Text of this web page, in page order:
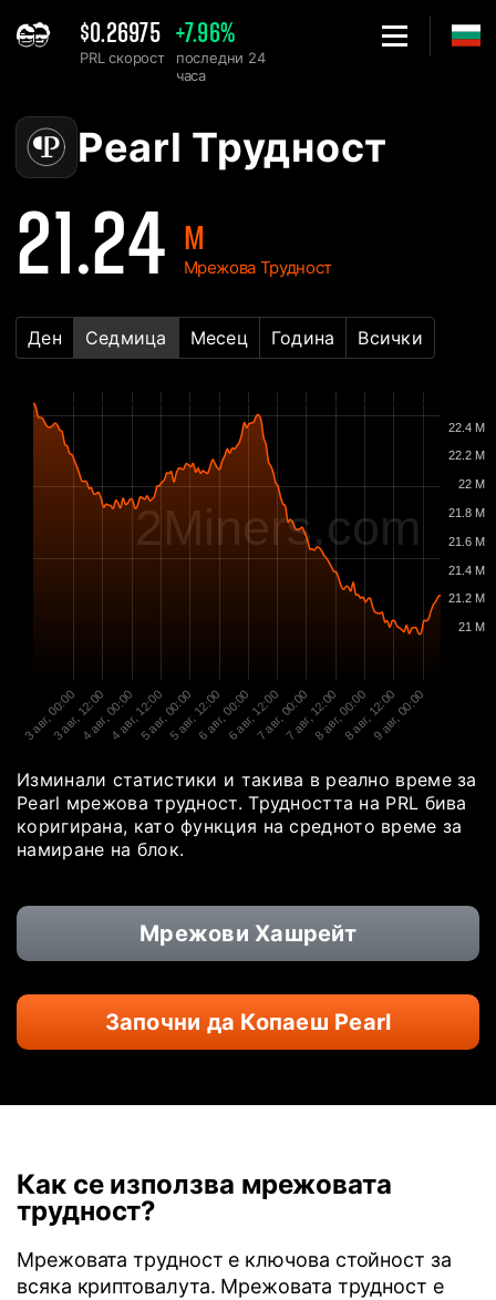
$0.26975
PRL скорост
+7.96%
последни 24
часа
Pearl PRL Таблица на Мрежовата Трудност - 2Miners
Pearl Трудност
21.24 M
Мрежова Трудност
Ден Седмица Месец Година Всички
2Miners.com
3 авг, 00:00
3 авг, 12:004 авг, 00:004 авг, 12:005 авг, 00:005 авг, 12:006 авг, 00:006 авг, 12:007 авг, 00:007 авг, 12:008 авг, 00:008 авг, 12:009 авг, 00:00
21 M
21.2 M
21.4 M
21.6 M
21.8 M
22 M
22.2 M
22.4 M
Изминали статистики и такива в реално време за
Pearl мрежова трудност. Трудността на PRL бива
коригирана, като функция на средното време за
намиране на блок.
Мрежови Хашрейт
Започни да Копаеш Pearl
Как се използва мрежовата
трудност?
Мрежовата трудност е ключова стойност за
всяка криптовалута. Мрежовата трудност е